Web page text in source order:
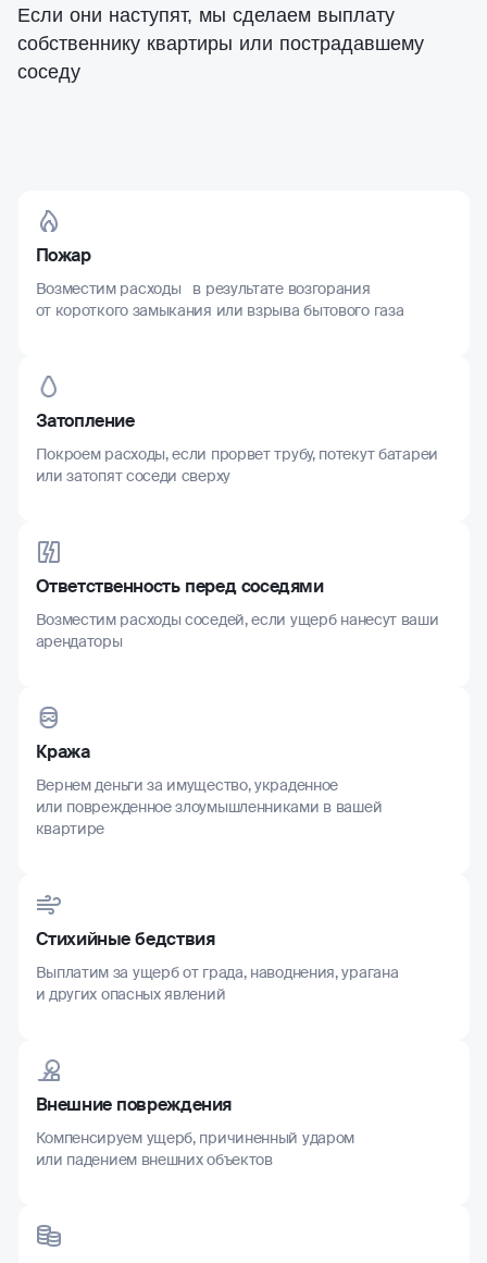
Если они наступят, мы сделаем выплату
собственнику квартиры или пострадавшему
соседу
Пожар
Возместим расходы в результате возгорания
от короткого замыкания или взрыва бытового газа
Затопление
Покроем расходы, если прорвет трубу, потекут батареи
или затопят соседи сверху
Ответственность перед соседями
Возместим расходы соседей, если ущерб нанесут ваши
арендаторы
Кража
Вернем деньги за имущество, украденное
или поврежденное злоумышленниками в вашей
квартире
Стихийные бедствия
Выплатим за ущерб от града, наводнения, урагана
и других опасных явлений
Внешние повреждения
Компенсируем ущерб, причиненный ударом
или падением внешних объектов